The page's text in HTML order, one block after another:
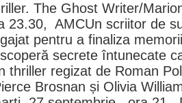
The Ghost Writer/
23.30, AMCUn scriitor de
pentru a finaliza
secrete întunecate
thriller regizat de Roman
Brosnan și Olivia